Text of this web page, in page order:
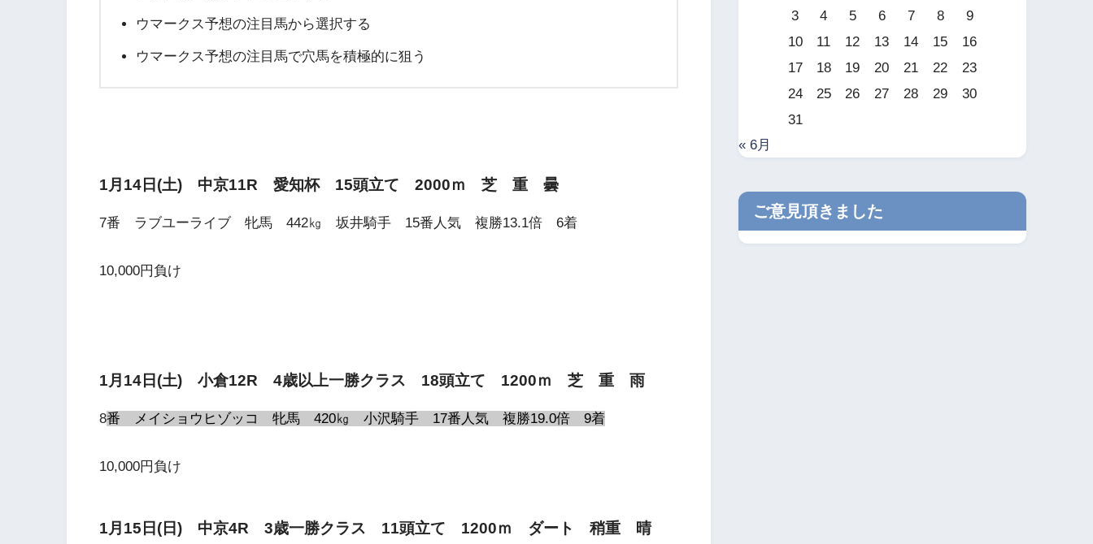
ウマークス予想の注目馬から選択する
ウマークス予想の注目馬で穴馬を積極的に狙う
1月14日(土) 中京11R 愛知杯 15頭立て 2000ｍ 芝 重 曇
7番 ラブユーライブ 牝馬 442㎏ 坂井騎手 15番人気 複勝13.1倍 6着
10,000円負け
1月14日(土) 小倉12R 4歳以上一勝クラス 18頭立て 1200ｍ 芝 重 雨
8番 メイショウヒゾッコ 牝馬 420㎏ 小沢騎手 17番人気 複勝19.0倍 9着
10,000円負け
1月15日(日) 中京4R 3歳一勝クラス 11頭立て 1200ｍ ダート 稍重 晴
3
4 5 6 7 8
9
10
11 12 13 14 15
16
17
18 19 20 21 22
23
24
25 26 27 28 29
30
31
« 6月
ご意見頂きました